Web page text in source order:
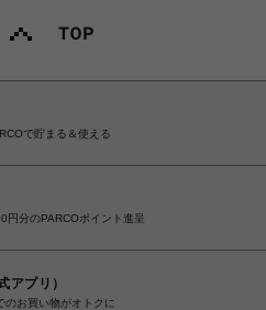
で貯まる＆使える
円分のPARCOポイント進呈
アプリ）
のお買い物がオトクに